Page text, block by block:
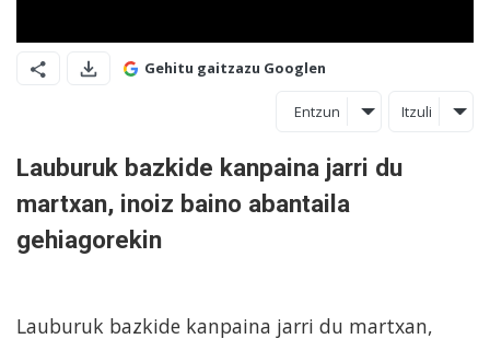
Gehitu gaitzazu Googlen
Entzun Itzuli
Lauburuk bazkide kanpaina jarri du
martxan, inoiz baino abantaila
gehiagorekin
Lauburuk bazkide kanpaina jarri du martxan,